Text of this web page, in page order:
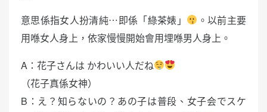
意思係指女人扮清純⋯即係「綠茶婊」
。以前主要
用喺女人身上，依家慢慢開始會用埋喺男人身上。
A：花子さんは かわいい人だね
（花子真係女神）
B：え？知らないの？あの子は普段、女子会でスケ